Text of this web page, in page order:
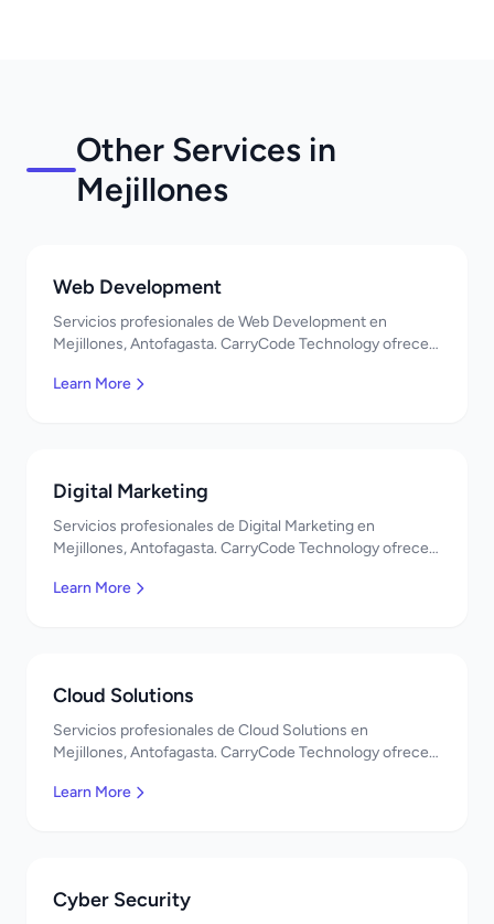
Other Services in
Mejillones
Web Development
Servicios profesionales de Web Development en
Mejillones, Antofagasta. CarryCode Technology ofrece
Learn More
Digital Marketing
Servicios profesionales de Digital Marketing en
Mejillones, Antofagasta. CarryCode Technology ofrece
Learn More
Cloud Solutions
Servicios profesionales de Cloud Solutions en
Mejillones, Antofagasta. CarryCode Technology ofrece
Learn More
Cyber Security